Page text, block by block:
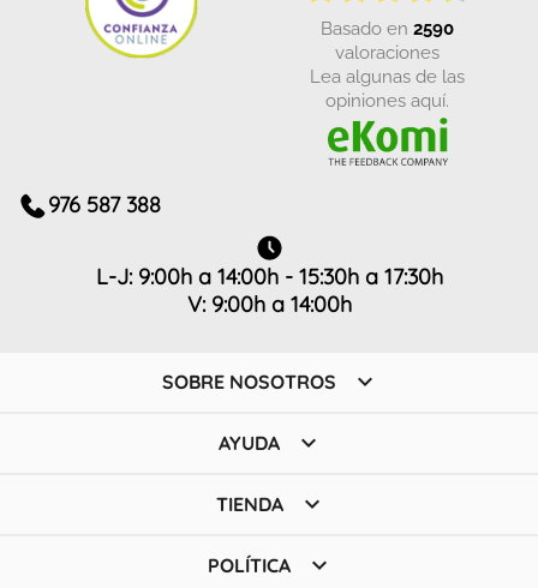
basado en 2590
valoraciones
Lea algunas de las
opiniones aquí.
976 587 388
L-J: 9:00h a 14:00h - 15:30h a 17:30h
V: 9:00h a 14:00h
SOBRE NOSOTROS 
AYUDA 
TIENDA 
POLÍTICA 